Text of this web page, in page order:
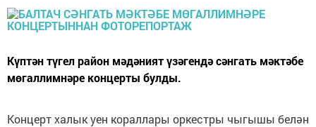
Күптән түгел район мәдәният үзәгендә сәнгать мәктәбе
мөгаллимнәре концерты булды.
Концерт халык уен кораллары оркестры чыгышы белән